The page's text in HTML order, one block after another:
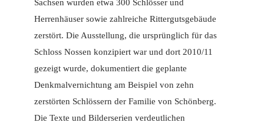
Sachsen wurden etwa 300 Schlösser und
Herrenhäuser sowie zahlreiche Rittergutsgebäude
zerstört. Die Ausstellung, die ursprünglich für das
Schloss Nossen konzipiert war und dort 2010/11
gezeigt wurde, dokumentiert die geplante
Denkmalvernichtung am Beispiel von zehn
zerstörten Schlössern der Familie von Schönberg.
Die Texte und Bilderserien verdeutlichen